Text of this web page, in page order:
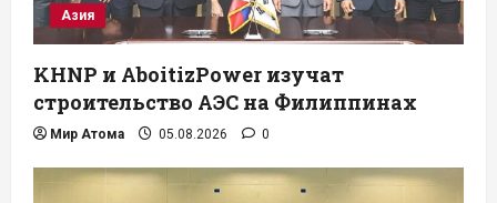
Азия
KHNP и AboitizPower изучат
строительство АЭС на Филиппинах
Мир Атома 05.08.2026 0